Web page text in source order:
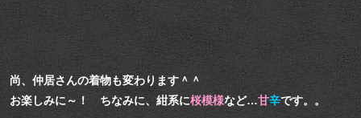
尚、仲居さんの着物も変わります＾＾
お楽しみに～！ ちなみに、紺系に桜模様など…甘辛です。。